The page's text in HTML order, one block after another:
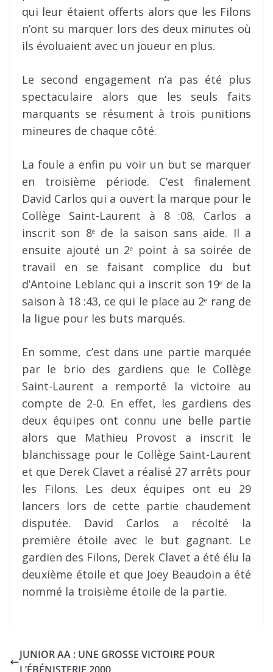
qui leur étaient offerts alors que les Filons
n’ont su marquer lors des deux minutes où
ils évoluaient avec un joueur en plus.
Le second engagement n’a pas été plus
spectaculaire alors que les seuls faits
marquants se résument à trois punitions
mineures de chaque côté.
La foule a enfin pu voir un but se marquer
en troisième période. C’est finalement
David Carlos qui a ouvert la marque pour le
Collège Saint-Laurent à 8 :08. Carlos a
inscrit son 8ede la saison sans aide. Il a
ensuite ajouté un 2e
point à sa soirée de
travail en se faisant complice du but
d’Antoine Leblanc qui a inscrit son 19e de la
saison à 18 :43, ce qui le place au 2e rang de
la ligue pour les buts marqués.
En somme, c’est dans une partie marquée
par le brio des gardiens que le Collège
Saint-Laurent a remporté la victoire au
compte de 2-0. En effet, les gardiens des
deux équipes ont connu une belle partie
alors que Mathieu Provost a inscrit le
blanchissage pour le Collège Saint-Laurent
et que Derek Clavet a réalisé 27 arrêts pour
les Filons. Les deux équipes ont eu 29
lancers lors de cette partie chaudement
disputée. David Carlos a récolté la
première étoile avec le but gagnant. Le
gardien des Filons, Derek Clavet a été élu la
deuxième étoile et que Joey Beaudoin a été
nommé la troisième étoile de la partie.
JUNIOR AA : UNE GROSSE VICTOIRE POUR